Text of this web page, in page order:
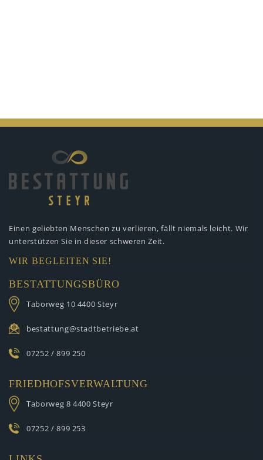
Einen geliebten Menschen zu verlieren, fällt niemals leicht. Wir
unterstützen Sie in dieser schweren Zeit.
WIR BEGLEITEN SIE!
BESTATTUNGSBÜRO
Taborweg 10 4400 Steyr
bestattung@stadtbetriebe.at
07252 / 899 250
FRIEDHOFSVERWALTUNG
Taborweg 8 4400 Steyr
07252 / 899 253